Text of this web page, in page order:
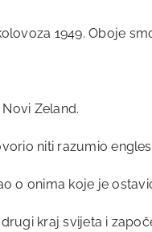
1949. Oboje
Zeland.
niti razumio
o onima koje je
kraj svijeta i